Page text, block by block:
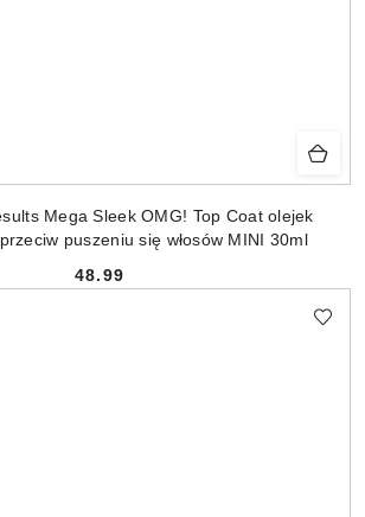
Mega Sleek OMG! Top Coat olejek
puszeniu się włosów MINI 30ml
Cena:
48.99